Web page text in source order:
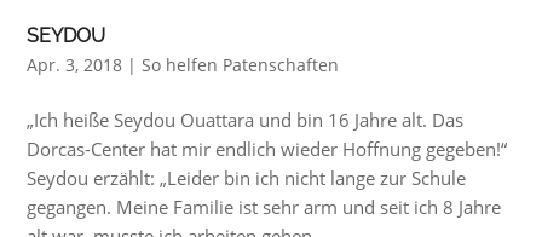
SEYDOU
Apr. 3, 2018 |So helfen Patenschaften
„Ich heiße Seydou Ouattara und bin 16 Jahre alt. Das
Dorcas-Center hat mir endlich wieder Hoffnung gegeben!“
Seydou erzählt: „Leider bin ich nicht lange zur Schule
gegangen. Meine Familie ist sehr arm und seit ich 8 Jahre